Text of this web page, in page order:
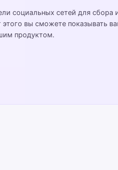
социальных сетей для сбора
этого вы сможете показывать
продуктом.